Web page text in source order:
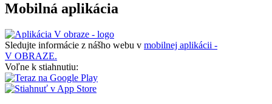
Mobilná aplikácia
Sledujte informácie z nášho webu v mobilnej aplikácii -
V OBRAZE.
Voľne k stiahnutiu: